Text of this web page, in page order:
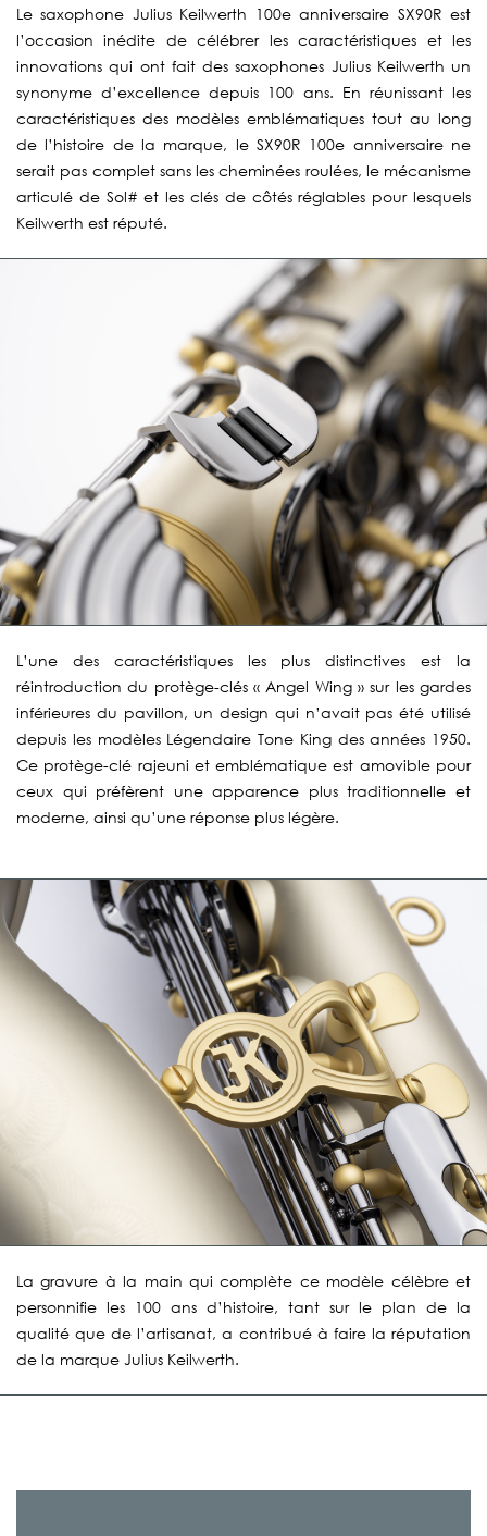
Le saxophone Julius Keilwerth 100e anniversaire SX90R est
l’occasion inédite de célébrer les caractéristiques et les
innovations qui ont fait des saxophones Julius Keilwerth un
synonyme d’excellence depuis 100 ans. En réunissant les
caractéristiques des modèles emblématiques tout au long
de l’histoire de la marque, le SX90R 100e anniversaire ne
serait pas complet sans les cheminées roulées, le mécanisme
articulé de Sol# et les clés de côtés réglables pour lesquels
Keilwerth est réputé.
L’une des caractéristiques les plus distinctives est la
réintroduction du protège-clés « Angel Wing » sur les gardes
inférieures du pavillon, un design qui n’avait pas été utilisé
depuis les modèles Légendaire Tone King des années 1950.
Ce protège-clé rajeuni et emblématique est amovible pour
ceux qui préfèrent une apparence plus traditionnelle et
moderne, ainsi qu’une réponse plus légère.
La gravure à la main qui complète ce modèle célèbre et
personnifie les 100 ans d’histoire, tant sur le plan de la
qualité que de l’artisanat, a contribué à faire la réputation
de la marque Julius Keilwerth.